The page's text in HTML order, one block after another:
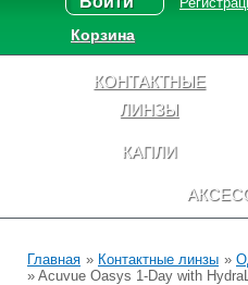
Корзина
КОНТАКТНЫЕ
ЛИНЗЫ
КАПЛИ
Главная » Контактные линзы »
» Acuvue Oasys 1-Day with